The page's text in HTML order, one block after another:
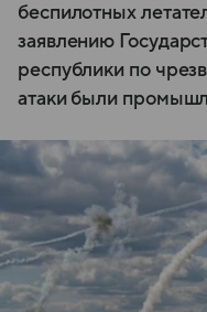
беспилотных
заявлению
республики по
атаки были